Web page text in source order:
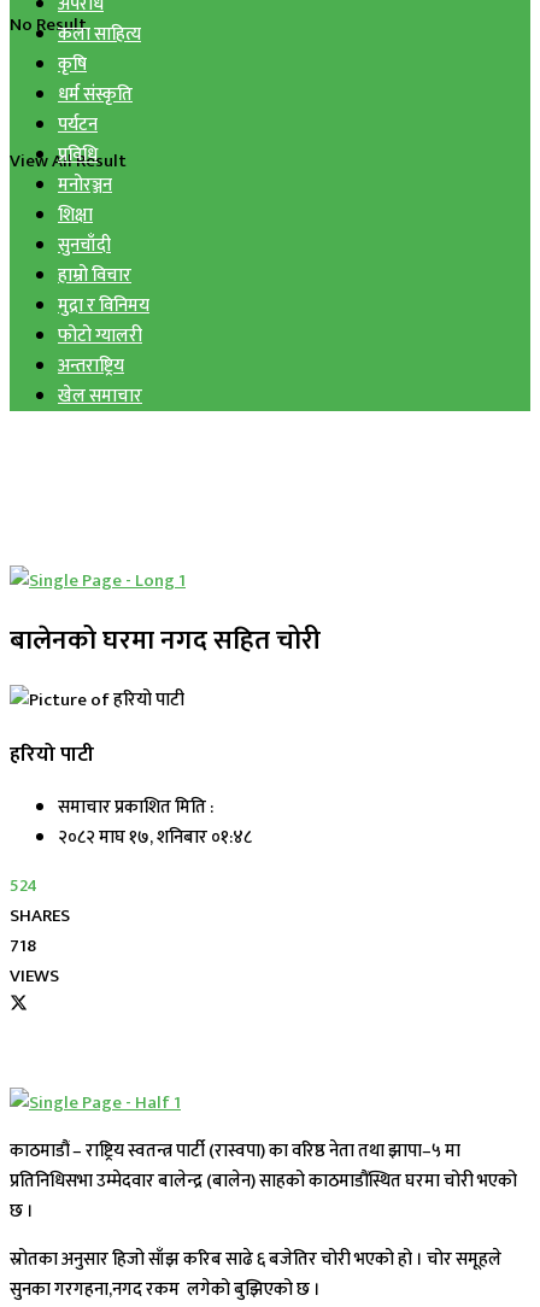
No Result
View All Result
कला साहित्य
कृषि
धर्म संस्कृति
पर्यटन
प्रविधि
मनोरञ्जन
शिक्षा
सुनचाँदी
हाम्रो विचार
मुद्रा र विनिमय
फोटो ग्यालरी
अन्तराष्ट्रिय
खेल समाचार
बालेनको घरमा नगद सहित चोरी
हरियो पाटी
समाचार प्रकाशित मिति :
२०८२ माघ १७, शनिबार ०१:४८
524
SHARES
718
VIEWS
काठमाडौं – राष्ट्रिय स्वतन्त्र पार्टी (रास्वपा) का वरिष्ठ नेता तथा झापा–५ मा
प्रतिनिधिसभा उम्मेदवार बालेन्द्र (बालेन) साहको काठमाडौंस्थित घरमा चोरी भएको
छ ।
स्रोतका अनुसार हिजो साँझ करिब साढे ६ बजेतिर चोरी भएको हो । चोर समूहले
सुनका गरगहना,नगद रकम लगेको बुझिएको छ ।